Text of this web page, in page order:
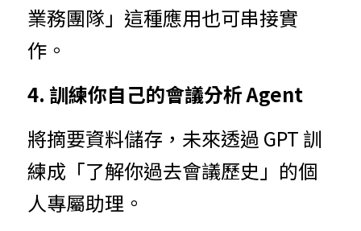
業務團隊」這種應用也可串接實
作。
4. 訓練你自己的會議分析 Agent
將摘要資料儲存，未來透過 GPT 訓
練成「了解你過去會議歷史」的個
人專屬助理。